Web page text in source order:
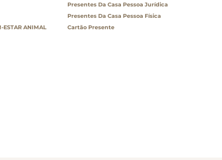
ESTAR ANIMAL
Presentes Da Casa Pessoa Jurídica
Presentes Da Casa Pessoa Física
Cartão Presente